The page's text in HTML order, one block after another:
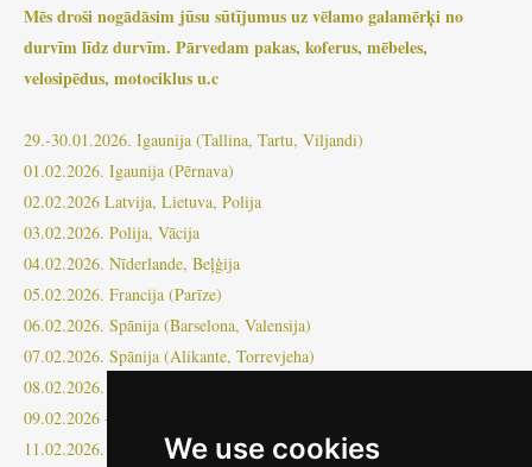
We use cookies
Mēs droši nogādāsim jūsu sūtījumus uz vēlamo galamērķi no
durvīm līdz durvīm. Pārvedam pakas, koferus, mēbeles,
velosipēdus, motociklus u.c
29.-30.01.2026. Igaunija (Tallina, Tartu, Viljandi)
01.02.2026. Igaunija (Pērnava)
02.02.2026 Latvija, Lietuva, Polija
03.02.2026. Polija, Vācija
04.02.2026. Nīderlande, Beļģija
05.02.2026. Francija (Parīze)
06.02.2026. Spānija (Barselona, ​​​​​​Valensija)
07.02.2026. Spānija (Alikante, Torrevjeha)
08.02.2026. Spānija (Malaga, Marbella)
09.02.2026 - 10.02.2026 ---
11.02.2026. Spānija (Malaga, Marbella)